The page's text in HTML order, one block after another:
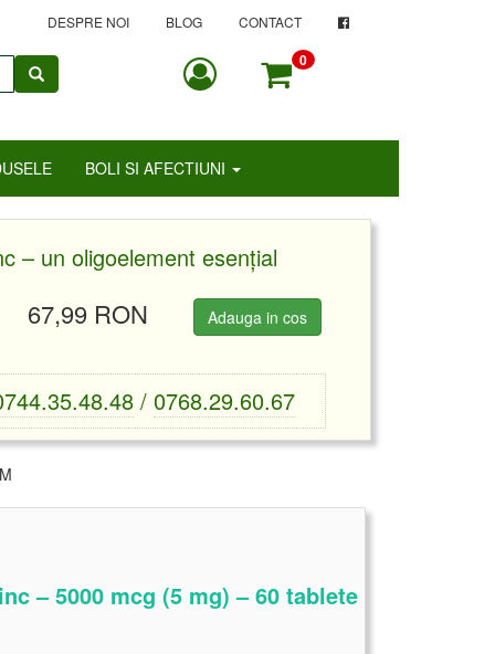
DESPRE NOI BLOG CONTACT
0
BOLI SI AFECTIUNI
– un oligoelement esențial
67,99 RON Adauga in cos
/ 0768.29.60.67
– 5000 mcg (5 mg) – 60 tablete